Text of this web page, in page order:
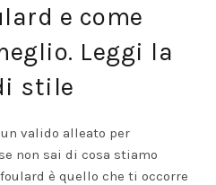
e come
Leggi la
stile
valido alleato per
non sai di cosa stiamo
è quello che ti occorre